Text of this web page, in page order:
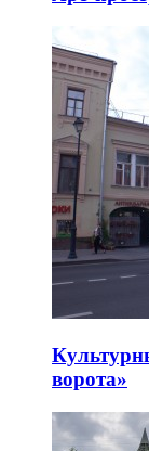
ворота»